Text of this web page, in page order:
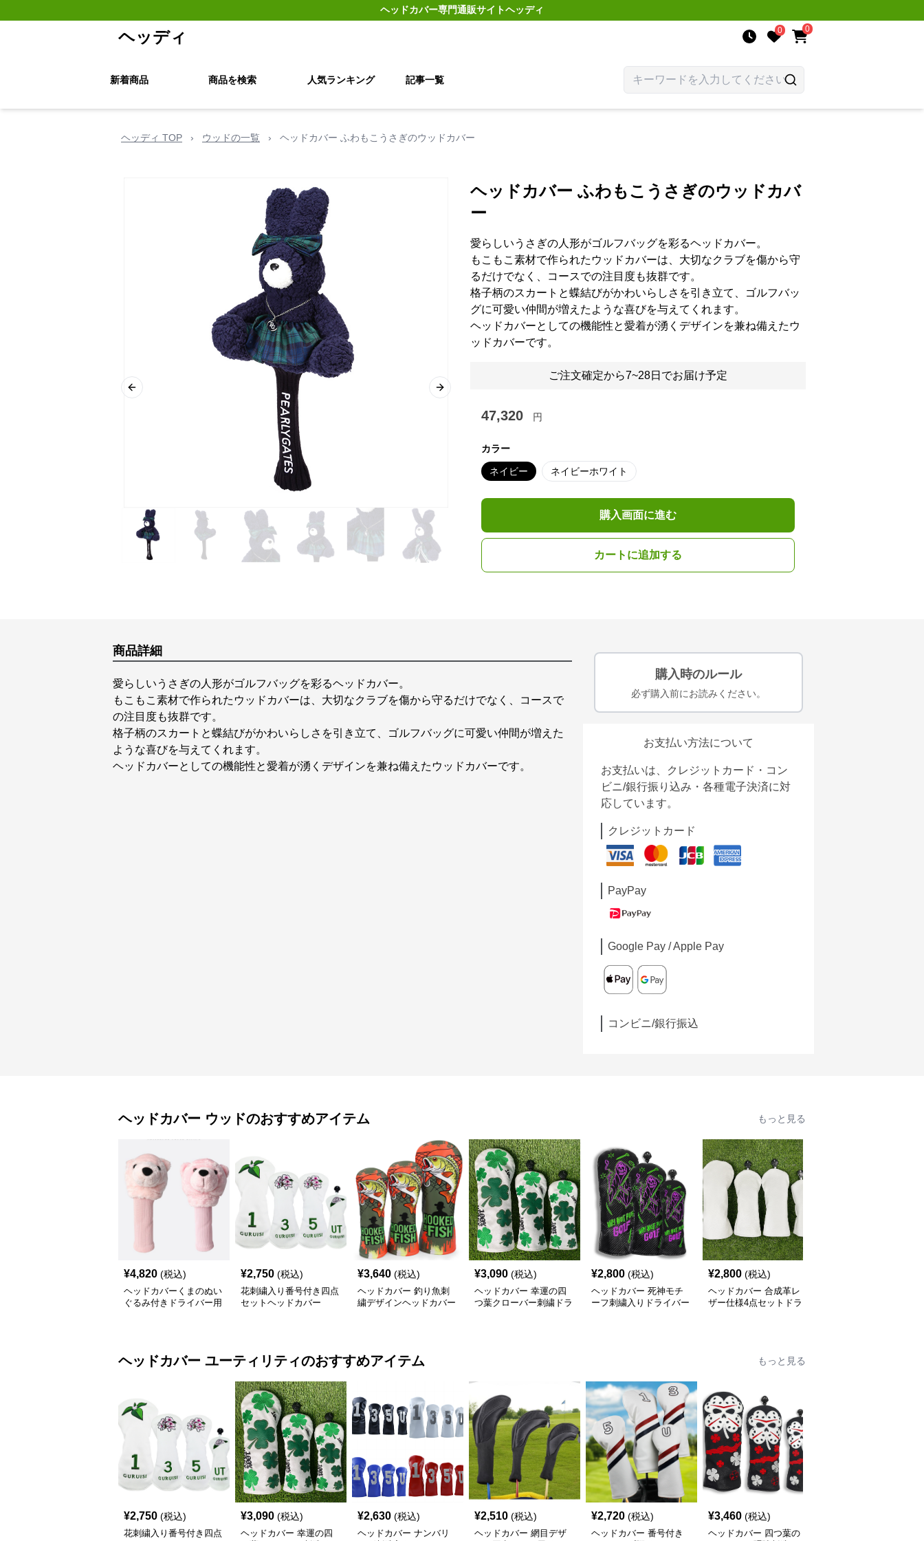
ヘッドカバー専門通販サイトヘッディ
ヘッディ 0 0
新着商品 商品を検索 人気ランキング 記事一覧
ヘッディ TOP › ウッドの一覧 › ヘッドカバー ふわもこうさぎのウッドカバー
Previous slide Next slide
ヘッドカバー ふわもこうさぎのウッドカバ
ー
愛らしいうさぎの人形がゴルフバッグを彩るヘッドカバー。
もこもこ素材で作られたウッドカバーは、大切なクラブを傷から守
るだけでなく、コースでの注目度も抜群です。
格子柄のスカートと蝶結びがかわいらしさを引き立て、ゴルフバッ
グに可愛い仲間が増えたような喜びを与えてくれます。
ヘッドカバーとしての機能性と愛着が湧くデザインを兼ね備えたウ
ッドカバーです。
ご注文確定から7~28日でお届け予定
47,320 円
カラー
ネイビー ネイビーホワイト
購入画面に進む
カートに追加する
商品詳細
愛らしいうさぎの人形がゴルフバッグを彩るヘッドカバー。
もこもこ素材で作られたウッドカバーは、大切なクラブを傷から守るだけでなく、コースで
の注目度も抜群です。
格子柄のスカートと蝶結びがかわいらしさを引き立て、ゴルフバッグに可愛い仲間が増えた
ような喜びを与えてくれます。
ヘッドカバーとしての機能性と愛着が湧くデザインを兼ね備えたウッドカバーです。
購入時のルール
必ず購入前にお読みください。
お支払い方法について
お支払いは、クレジットカード・コン
ビニ/銀行振り込み・各種電子決済に対
応しています。
クレジットカード
PayPay
Google Pay / Apple Pay
コンビニ/銀行振込
ヘッドカバー ウッドのおすすめアイテム もっと見る
¥4,820 (税込)
ヘッドカバーくまのぬい
ぐるみ付きドライバー用
¥2,750 (税込)
花刺繍入り番号付き四点
セットヘッドカバー
¥3,640 (税込)
ヘッドカバー 釣り魚刺
繍デザインヘッドカバー
¥3,090 (税込)
ヘッドカバー 幸運の四
つ葉クローバー刺繍ドラ
¥2,800 (税込)
ヘッドカバー 死神モチ
ーフ刺繍入りドライバー
¥2,800 (税込)
ヘッドカバー 合成革レ
ザー仕様4点セットドラ
ヘッドカバー ユーティリティのおすすめアイテム もっと見る
¥2,750 (税込)
花刺繍入り番号付き四点
¥3,090 (税込)
ヘッドカバー 幸運の四
¥2,630 (税込)
ヘッドカバー ナンバリ
¥2,510 (税込)
ヘッドカバー 網目デザ
¥2,720 (税込)
ヘッドカバー 番号付き
¥3,460 (税込)
ヘッドカバー 四つ葉の